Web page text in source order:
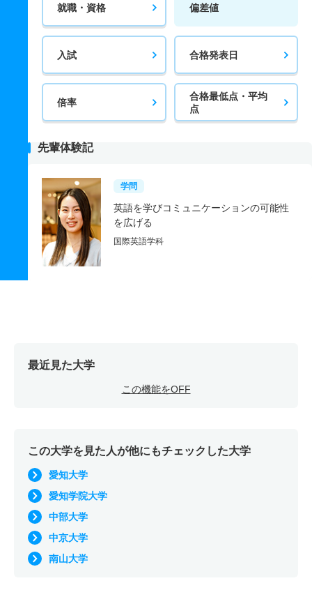
就職・資格 偏差値
入試 合格発表日
倍率
合格最低点・平均
点
先輩体験記
学問
英語を学びコミュニケーションの可能性
を広げる
国際英語学科
最近見た大学
この機能をOFF
この大学を見た人が他にもチェックした大学
愛知大学
愛知学院大学
中部大学
中京大学
南山大学